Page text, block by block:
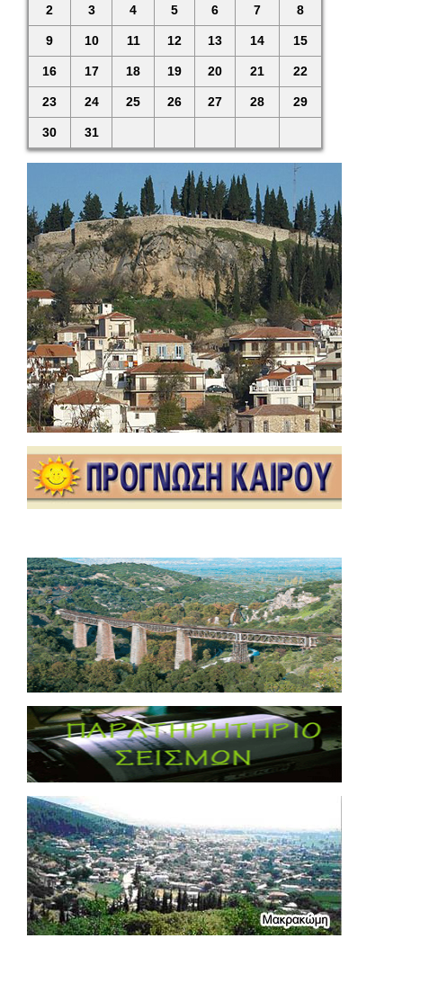
2 3 4 5 6 7 8
9 10 11 12 13 14 15
16 17 18 19 20 21 22
23 24 25 26 27 28 29
30 31